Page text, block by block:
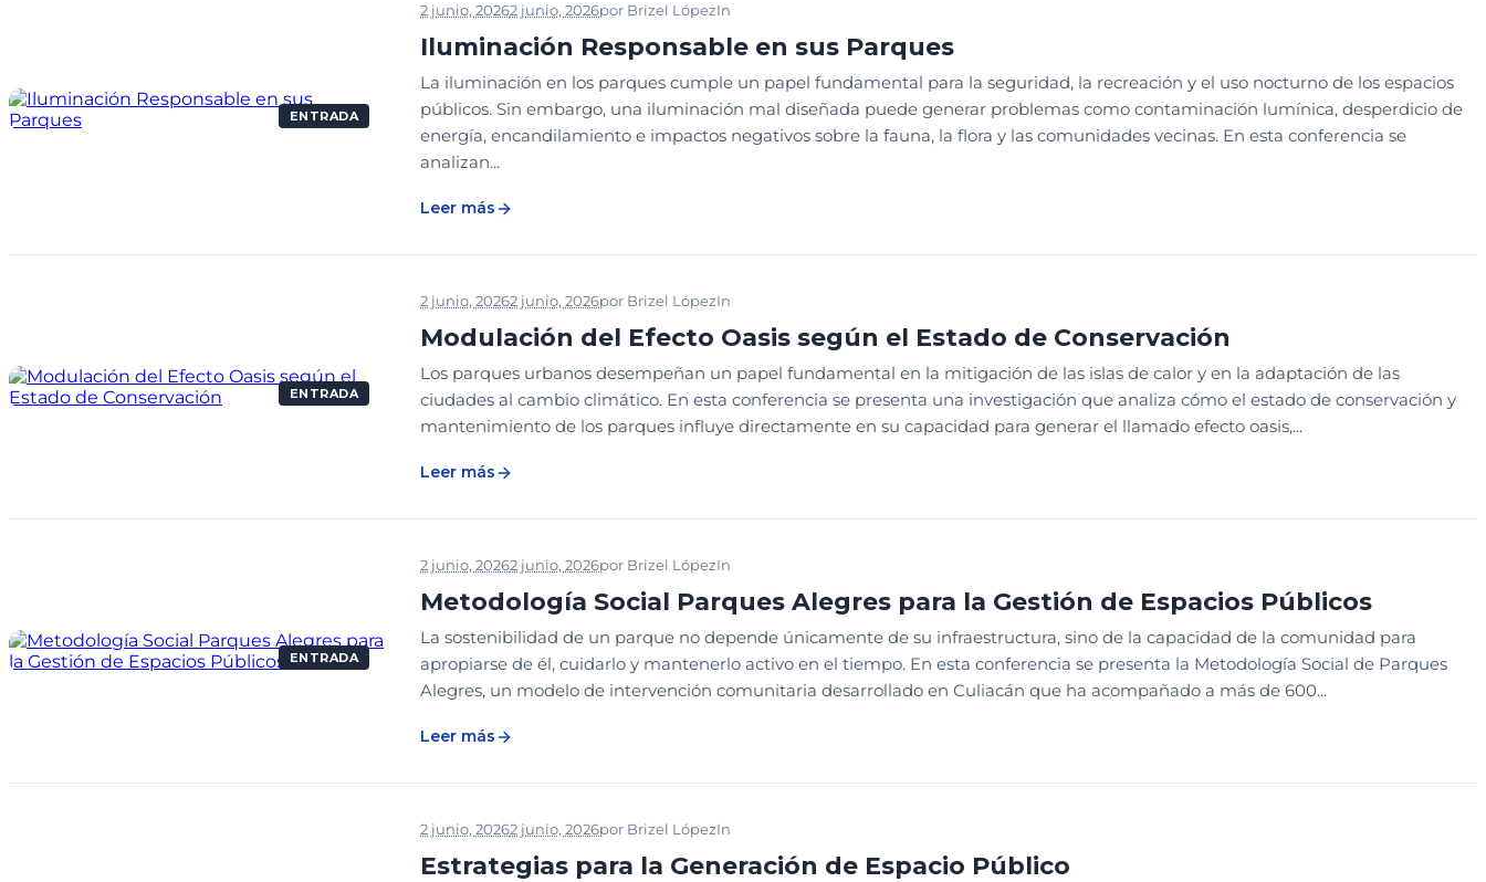
ENTRADA
2 junio, 20262 junio, 2026por Brizel LópezIn
Iluminación Responsable en sus Parques
La iluminación en los parques cumple un papel fundamental para la seguridad, la recreación y el uso nocturno de los espacios
públicos. Sin embargo, una iluminación mal diseñada puede generar problemas como contaminación lumínica, desperdicio de
energía, encandilamiento e impactos negativos sobre la fauna, la flora y las comunidades vecinas. En esta conferencia se
analizan...
Leer más
ENTRADA
2 junio, 20262 junio, 2026por Brizel LópezIn
Modulación del Efecto Oasis según el Estado de Conservación
Los parques urbanos desempeñan un papel fundamental en la mitigación de las islas de calor y en la adaptación de las
ciudades al cambio climático. En esta conferencia se presenta una investigación que analiza cómo el estado de conservación y
mantenimiento de los parques influye directamente en su capacidad para generar el llamado efecto oasis,...
Leer más
ENTRADA
2 junio, 20262 junio, 2026por Brizel LópezIn
Metodología Social Parques Alegres para la Gestión de Espacios Públicos
La sostenibilidad de un parque no depende únicamente de su infraestructura, sino de la capacidad de la comunidad para
apropiarse de él, cuidarlo y mantenerlo activo en el tiempo. En esta conferencia se presenta la Metodología Social de Parques
Alegres, un modelo de intervención comunitaria desarrollado en Culiacán que ha acompañado a más de 600...
Leer más
2 junio, 20262 junio, 2026por Brizel LópezIn
Estrategias para la Generación de Espacio Público